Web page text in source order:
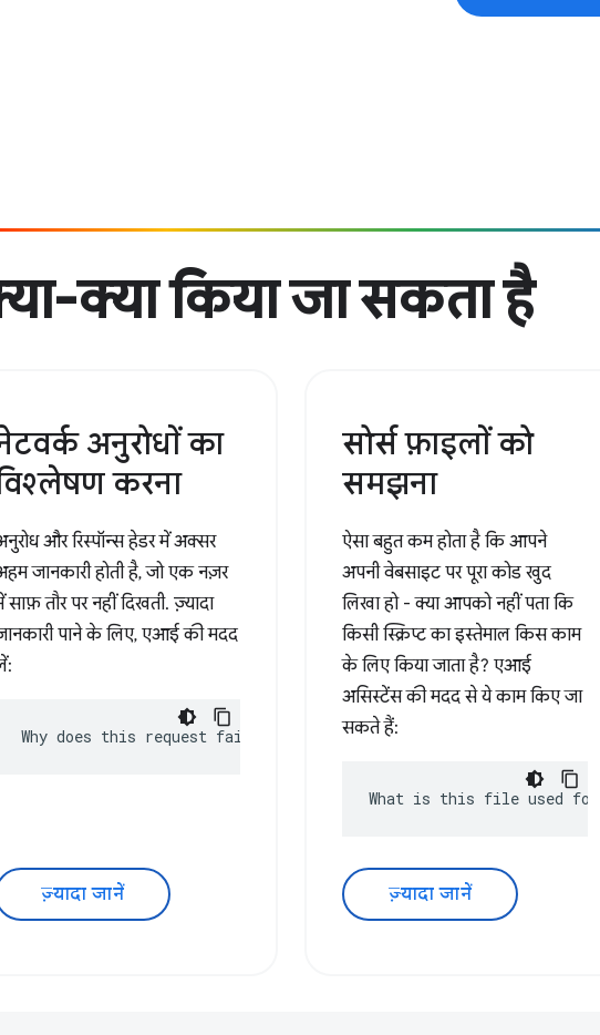
क्या किया जा सकता है
अनुरोधों का
करना
और रिस्पॉन्स हेडर में अक्सर
जानकारी होती है, जो एक नज़र
साफ़ तौर पर नहीं दिखती. ज़्यादा
पाने के लिए, एआई की मदद
Why does this request fail?
ज़्यादा जानें
सोर्स फ़ाइलों को
समझना
ऐसा बहुत कम होता है कि आपने
अपनी वेबसाइट पर पूरा कोड खुद
लिखा हो - क्या आपको नहीं पता कि
किसी स्क्रिप्ट का इस्तेमाल किस काम
के लिए किया जाता है? एआई
असिस्टेंस की मदद से ये काम किए जा
सकते हैं:
What is this file used for?
ज़्यादा जानें